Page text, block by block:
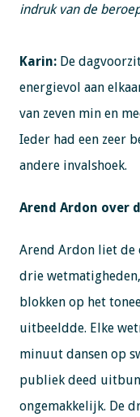
indruk van de
Karin:De
energievol aan
van zeven min en
Ieder had een zeer
andere invalshoek.
Arend Ardon over
Arend Ardon liet de
drie
blokken op het
uitbeeldde. Elke
minuut dansen op
publiek deed
ongemakkelijk. De